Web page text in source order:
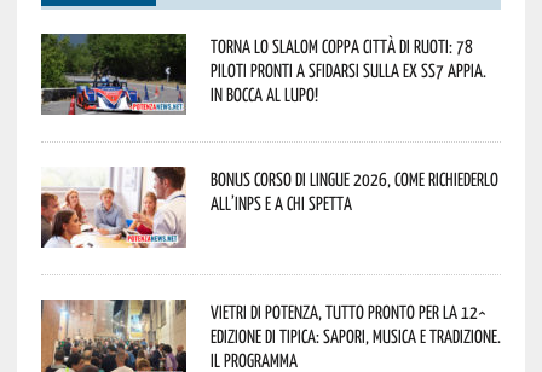
Torna lo Slalom Coppa Città di Ruoti: 78
piloti pronti a sfidarsi sulla ex SS7 Appia.
In bocca al lupo!
Bonus corso di lingue 2026, come richiederlo
all’INPS e a chi spetta
Vietri di Potenza, tutto pronto per la 12^
Edizione di Tipica: sapori, musica e tradizione.
Il programma